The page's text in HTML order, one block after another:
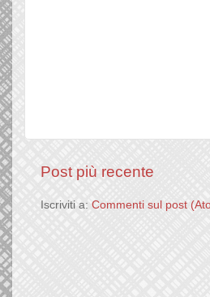
Post più recente
Iscriviti a: Commenti sul post